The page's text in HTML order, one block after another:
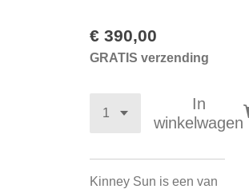
€ 390,00
GRATIS verzending
In
winkelwagen
Kinney Sun is een van